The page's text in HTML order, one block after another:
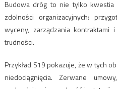
Budowa dróg to nie tylko
zdolności organizacyjnych:
wyceny, zarządzania kontraktami
trudności.
Przykład S19 pokazuje, że w tych
niedociągnięcia. Zerwane